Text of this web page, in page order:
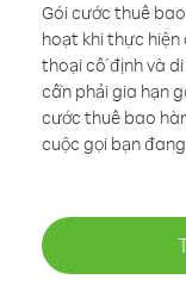
Gói cước thuê
hoạt khi thực
thoại cố định và
cần phải gia hạn
cước thuê bao
cuộc gọi bạn